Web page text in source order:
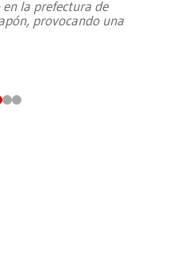
la prefectura de
provocando una